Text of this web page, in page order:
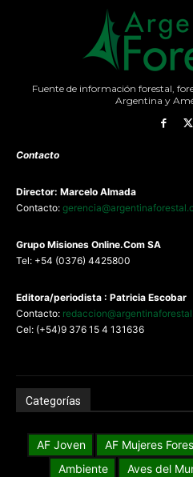
Fuente de información forestal,
Argentina y
Contacto
Director: Marcelo Almada
Contacto:
Grupo Misiones Online.Com SA
Tel: +54 (0376) 4425800
Editora/periodista : Patricia Escobar
Contacto:
Cel: (+54)9 376 15 4 131636
Categorías
AF Joven AF Mujeres
Ambiente
Aves del